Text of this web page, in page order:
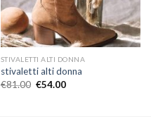
STIVALETTI ALTI DONNA
stivaletti alti donna
€81.00 €54.00